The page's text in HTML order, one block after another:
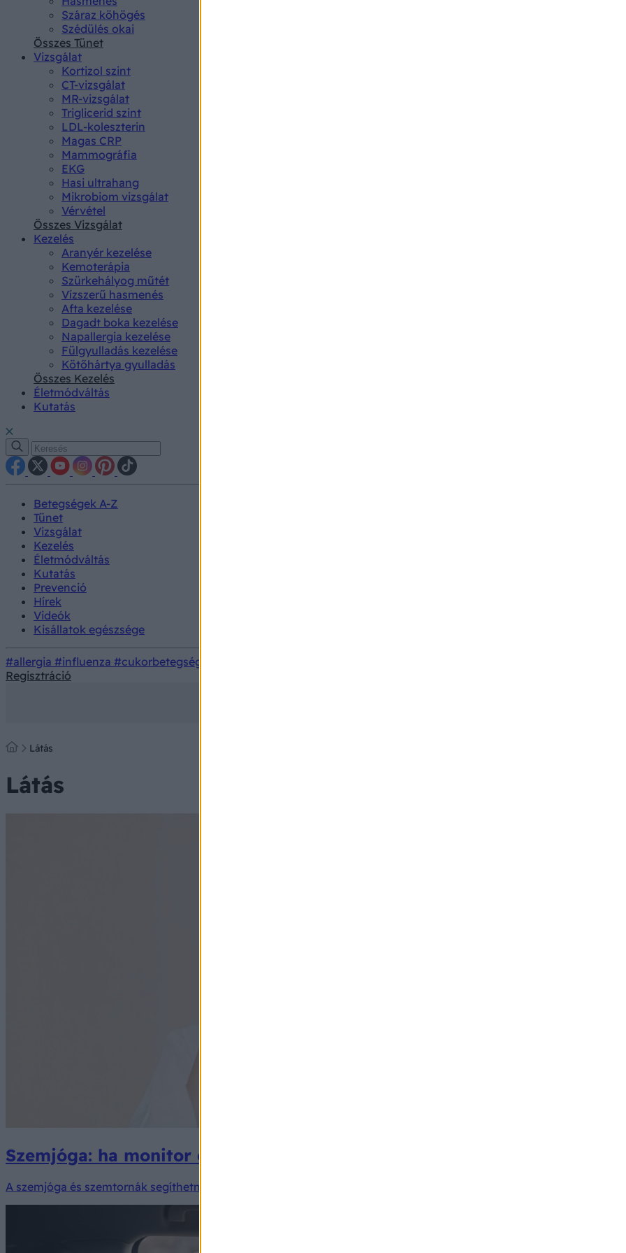
Száraz köhögés
Szédülés okai
Összes Tünet
Vizsgálat
Kortizol szint
CT-vizsgálat
MR-vizsgálat
Triglicerid szint
LDL-koleszterin
Magas CRP
Mammográfia
EKG
Hasi ultrahang
Mikrobiom vizsgálat
Vérvétel
Összes Vizsgálat
Kezelés
Aranyér kezelése
Kemoterápia
Szürkehályog műtét
Vízszerű hasmenés
Afta kezelése
Dagadt boka kezelése
Napallergia kezelése
Fülgyulladás kezelése
Kötőhártya gyulladás
Összes Kezelés
Életmódváltás
Kutatás
Betegségek A-Z
Tünet
Vizsgálat
Kezelés
Életmódváltás
Kutatás
Prevenció
Hírek
Videók
Kisállatok egészsége
#allergia #influenza #cukorbetegség
Regisztráció
Látás
Látás
Szemjóga: ha monitor előtt dolgozik, ezt a 3 gyakorlatot végezze el
A szemjóga és szemtornák segíthetnek csökkenteni a szem körüli izmok feszültségét.